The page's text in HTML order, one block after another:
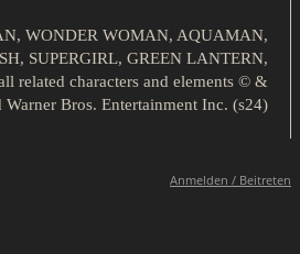
WONDER WOMAN, AQUAMAN,
SUPERGIRL, GREEN LANTERN,
related characters and elements © &
Bros. Entertainment Inc. (s24)
Anmelden / Beitreten